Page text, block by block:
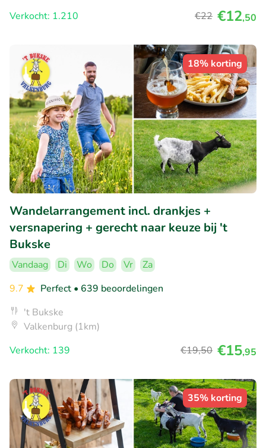
Verkocht: 1.210
€22 €12,50
18% korting
Wandelarrangement incl. drankjes +
versnapering + gerecht naar keuze bij 't
Bukske
Vandaag Di Wo Do Vr
Za
9.7
Perfect • 639 beoordelingen
't Bukske
Valkenburg (1km)
Verkocht: 139
€19,50 €15,95
35% korting